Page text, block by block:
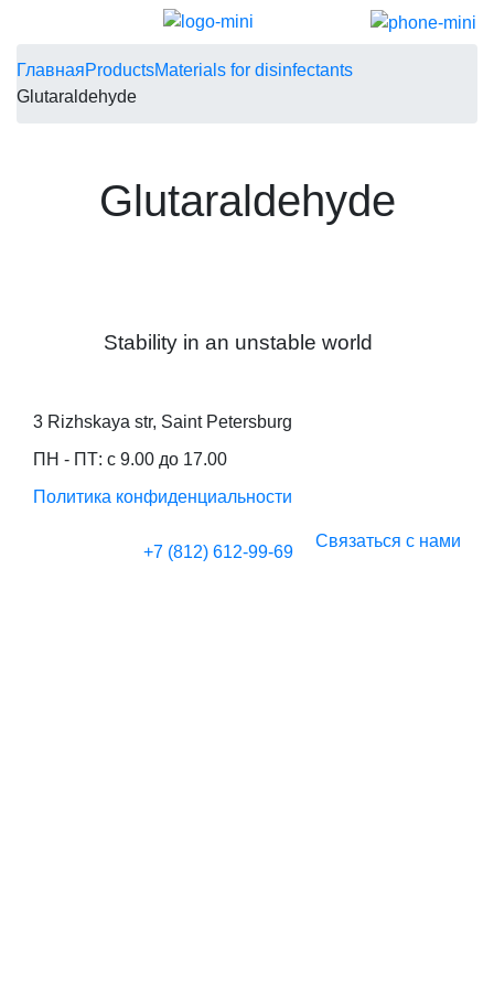
ГлавнаяProductsMaterials for disinfectants
Glutaraldehyde
Glutaraldehyde
Stability in an unstable world
3 Rizhskaya str, Saint Petersburg
ПН - ПТ: с 9.00 до 17.00
Политика конфиденциальности
+7 (812) 612-99-69
Связаться с нами